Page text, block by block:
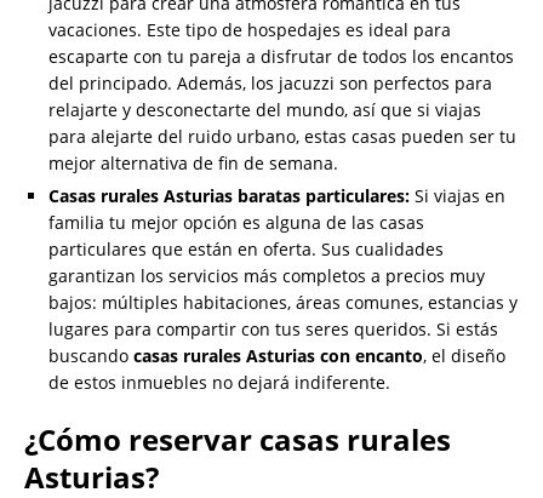
vacaciones. Este tipo de hospedajes es ideal para
escaparte con tu pareja a disfrutar de todos los encantos
del principado. Además, los jacuzzi son perfectos para
relajarte y desconectarte del mundo, así que si viajas
para alejarte del ruido urbano, estas casas pueden ser tu
mejor alternativa de fin de semana.
Casas rurales Asturias baratas particulares: Si viajas en
familia tu mejor opción es alguna de las casas
particulares que están en oferta. Sus cualidades
garantizan los servicios más completos a precios muy
bajos: múltiples habitaciones, áreas comunes, estancias y
lugares para compartir con tus seres queridos. Si estás
buscando casas rurales Asturias con encanto, el diseño
de estos inmuebles no dejará indiferente.
¿Cómo reservar casas rurales
Asturias?